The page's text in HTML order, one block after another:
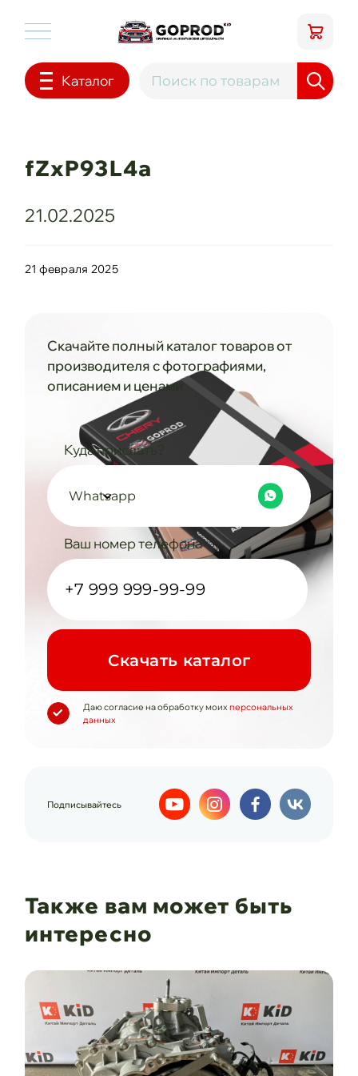
Каталог
fZxP93L4a
21.02.2025
21 февраля 2025
Скачайте полный каталог товаров от
производителя с фотографиями,
описанием и ценами
Куда прислать?
Whatsapp
Ваш номер телефона
Cкачать каталог
Даю согласие на обработку моих персональных
данных
Подписывайтесь
Также вам может быть
интересно